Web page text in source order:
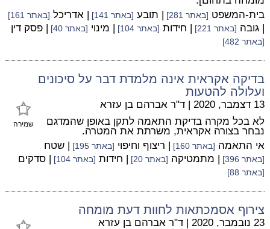
בית-המשפט [באתר 281] | תובע [באתר 141] | אדריכל [באתר 161]
| גובה [באתר 221] | חידות [באתר 104] | מינוי [באתר 40] | פסק דין
[באתר 482]
בדיקה אקראית אינה מלמדת דבר על סיכונים
ועלולה להטעות
שמירה
13 דצמבר, 2020 | ד"ר אברהם בן עזרא
לא בכל מקרה בדיקת התאמה לתקן באופן שהמדגם
נבחר בצורה אקראית, משרתת את המטרה.
אי התאמה [באתר 160] | ריצוף וחיפוי [באתר 195] | שטח
[באתר 396] | מתמטיקה [באתר 20] | חידות [באתר 104] | סדקים
[באתר 88]
צירוף אסמכתאות לחוות דעת מומחה
23 נובמבר, 2020 | ד"ר אברהם בן עזרא